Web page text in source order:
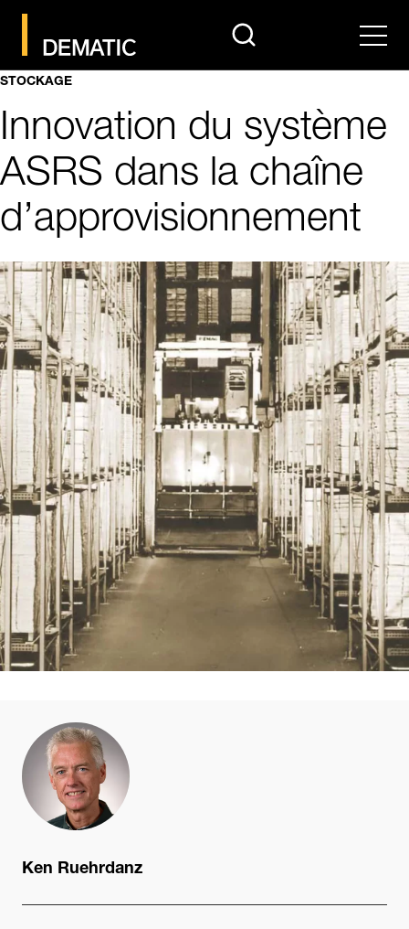
search Menu
STOCKAGE
Innovation du système
ASRS dans la chaîne
d’approvisionnement
Ken Ruehrdanz